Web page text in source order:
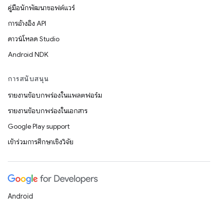
คู่มือนักพัฒนาซอฟต์แวร์
การอ้างอิง API
ดาวน์โหลด Studio
Android NDK
การสนับสนุน
รายงานข้อบกพร่องในแพลตฟอร์ม
รายงานข้อบกพร่องในเอกสาร
Google Play support
เข้าร่วมการศึกษาเชิงวิจัย
Android